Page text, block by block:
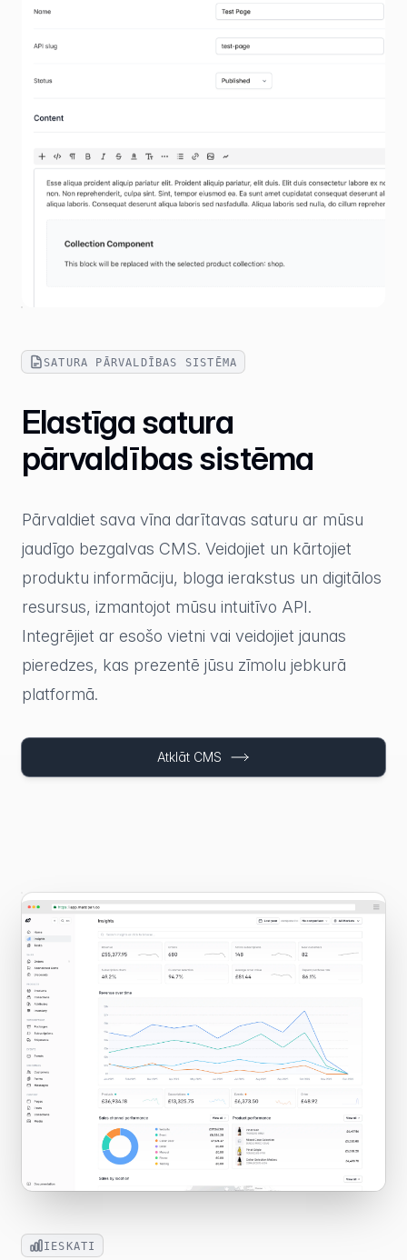
SATURA PĀRVALDĪBAS SISTĒMA
Elastīga satura
pārvaldības sistēma
Pārvaldiet sava vīna darītavas saturu ar mūsu
jaudīgo bezgalvas CMS. Veidojiet un kārtojiet
produktu informāciju, bloga ierakstus un digitālos
resursus, izmantojot mūsu intuitīvo API.
Integrējiet ar esošo vietni vai veidojiet jaunas
pieredzes, kas prezentē jūsu zīmolu jebkurā
platformā.
Atklāt CMS
IESKATI